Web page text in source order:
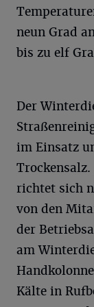
neun Grad
bis zu elf
Der
im Einsatz
richtet sich
von den
der
am
Kälte in